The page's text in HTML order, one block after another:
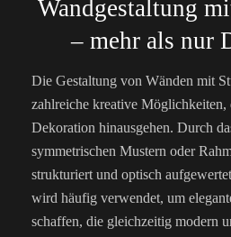
Wandgestaltung
– mehr als nur
Die Gestaltung von Wänden mit
zahlreiche kreative Möglichkeiten,
Dekoration hinausgehen. Durch
symmetrischen Mustern oder
strukturiert und optisch
wird häufig verwendet, um
schaffen, die gleichzeitig modern